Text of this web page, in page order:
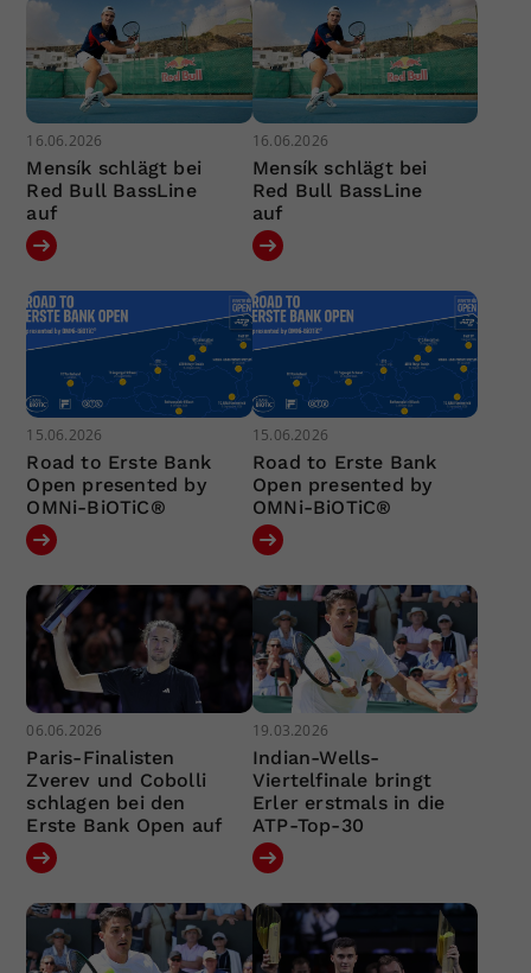
16.06.2026
Mensík schlägt bei
Red Bull BassLine
auf
16.06.2026
Mensík schlägt bei
Red Bull BassLine
auf
15.06.2026
Road to Erste Bank
Open presented by
OMNi-BiOTiC®
15.06.2026
Road to Erste Bank
Open presented by
OMNi-BiOTiC®
06.06.2026
Paris-Finalisten
Zverev und Cobolli
schlagen bei den
Erste Bank Open auf
19.03.2026
Indian-Wells-
Viertelfinale bringt
Erler erstmals in die
ATP-Top-30